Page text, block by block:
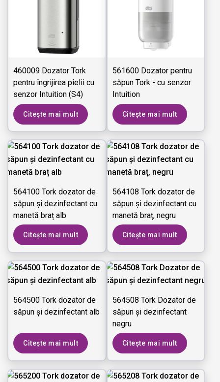
460009 Dozator Tork
pentru îngrijirea pielii cu
senzor Intuition (S4)
Citește mai mult
561600 Dozator pentru
săpun Tork - cu senzor
Intuition
Citește mai mult
564100 Tork dozator de
săpun și dezinfectant cu
manetă braț alb
Citește mai mult
564108 Tork dozator de
săpun și dezinfectant cu
manetă braț, negru
Citește mai mult
564500 Tork dozator de
săpun și dezinfectant alb
Citește mai mult
564508 Tork Dozator de
săpun și dezinfectant
negru
Citește mai mult